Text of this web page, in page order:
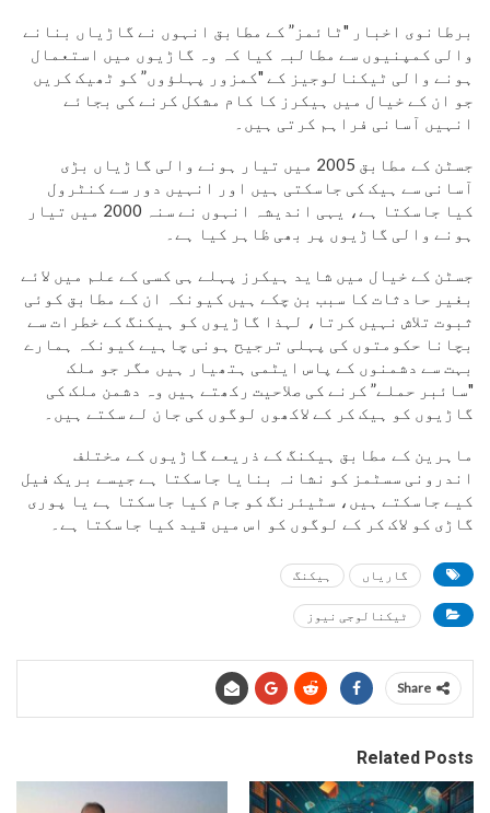
برطانوی اخبار "ٹائمز” کے مطابق انہوں نے گاڑیاں بنانے
والی کمپنیوں سے مطالبہ کیا کہ وہ گاڑیوں میں استعمال
ہونے والی ٹیکنالوجیز کے "کمزور پہلؤوں” کو ٹھیک کریں
جو ان کے خیال میں ہیکرز کا کام مشکل کرنے کی بجائے
انہیں آسانی فراہم کرتی ہیں۔
جسٹن کے مطابق 2005 میں تیار ہونے والی گاڑیاں بڑی
آسانی سے ہیک کی جاسکتی ہیں اور انہیں دور سے کنٹرول
کیا جاسکتا ہے، یہی اندیشہ انہوں نے سنہ 2000 میں تیار
ہونے والی گاڑیوں پر بھی ظاہر کیا ہے۔
جسٹن کے خیال میں شاید ہیکرز پہلے ہی کسی کے علم میں لائے
بغیر حادثات کا سبب بن چکے ہیں کیونکہ ان کے مطابق کوئی
ثبوت تلاش نہیں کرتا، لہذا گاڑیوں کو ہیکنگ کے خطرات سے
بچانا حکومتوں کی پہلی ترجیح ہونی چاہیے کیونکہ ہمارے
بہت سے دشمنوں کے پاس ایٹمی ہتھیار ہیں مگر جو ملک
"سائبر حملے” کرنے کی صلاحیت رکھتے ہیں وہ دشمن ملک کی
گاڑیوں کو ہیک کر کے لاکھوں لوگوں کی جان لے سکتے ہیں۔
ماہرین کے مطابق ہیکنگ کے ذریعے گاڑیوں کے مختلف
اندرونی سسٹمز کو نشانہ بنایا جاسکتا ہے جیسے بریک فیل
کیے جاسکتے ہیں، سٹیئرنگ کو جام کیا جاسکتا ہے یا پوری
گاڑی کو لاک کر کے لوگوں کو اس میں قید کیا جاسکتا ہے۔
گاریاں ہیکنگ
ٹیکنالوجی نیوز
Share
Related Posts